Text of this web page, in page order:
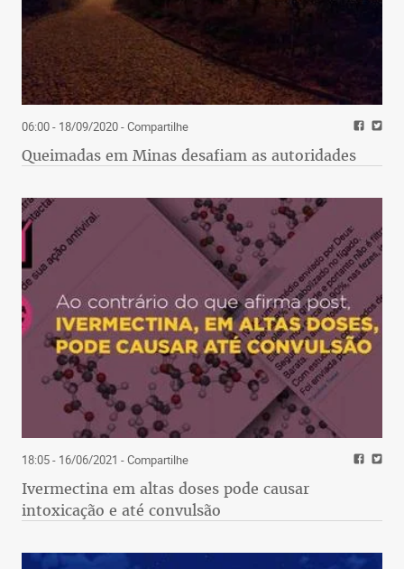
06:00 - 18/09/2020- Compartilhe
Queimadas em Minas desafiam as autoridades
18:05 - 16/06/2021 - Compartilhe
Ivermectina em altas doses pode causar
intoxicação e até convulsão